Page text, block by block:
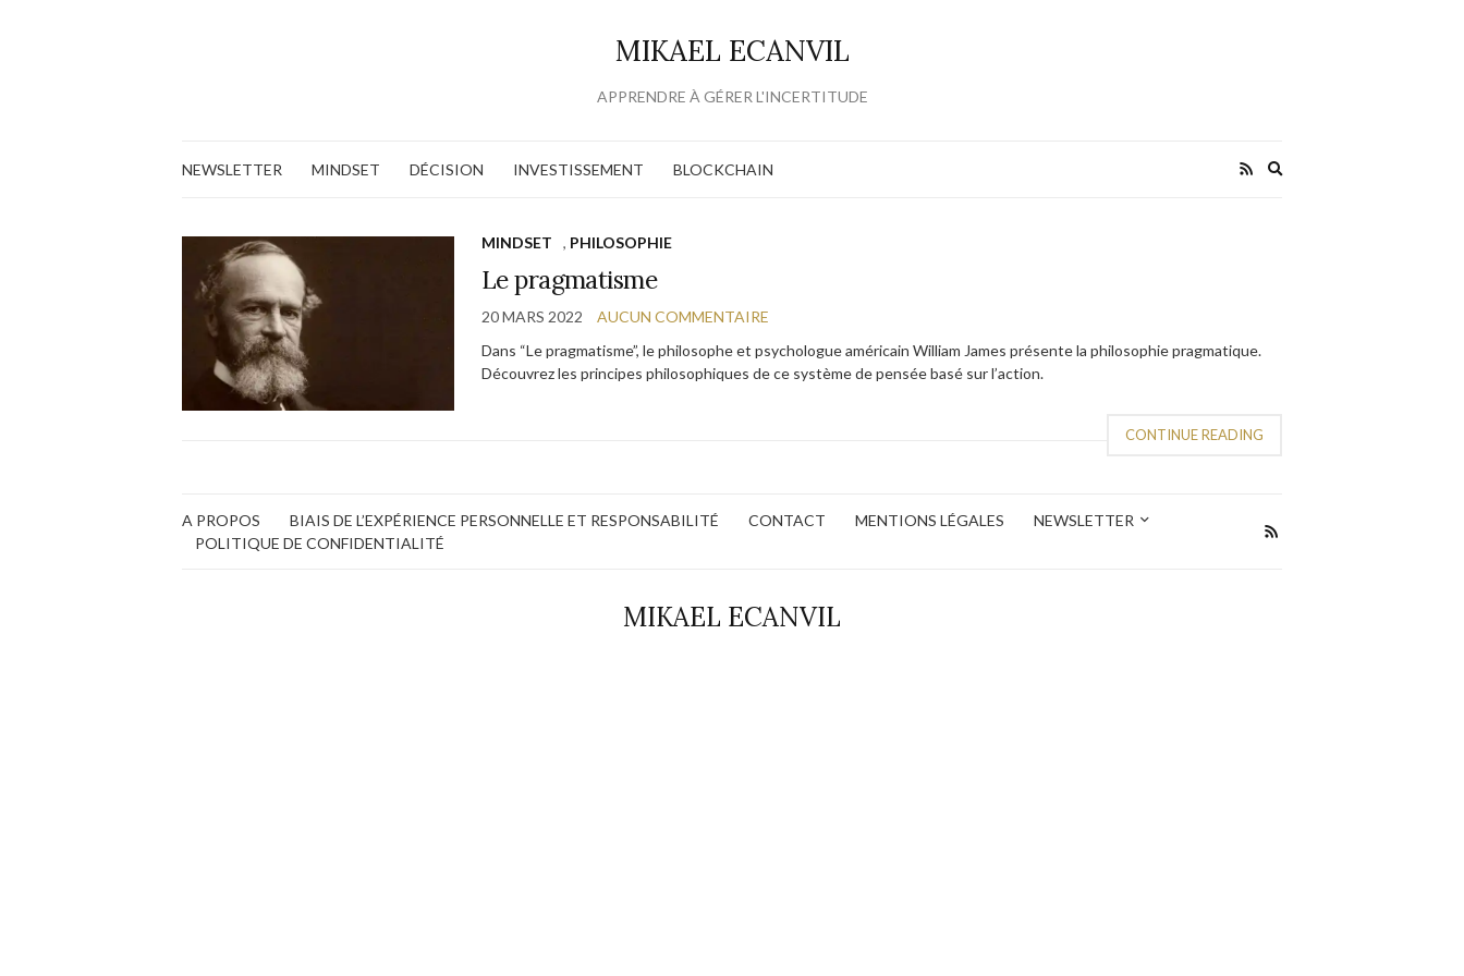
MIKAEL ECANVIL
APPRENDRE À GÉRER L'INCERTITUDE
NEWSLETTER MINDSET DÉCISION INVESTISSEMENT BLOCKCHAIN
MINDSET , PHILOSOPHIE
Le pragmatisme
20 MARS 2022
AUCUN COMMENTAIRE
Dans “Le pragmatisme”, le philosophe et psychologue américain William James présente la philosophie pragmatique.
Découvrez les principes philosophiques de ce système de pensée basé sur l’action.
CONTINUE READING
A PROPOS BIAIS DE L’EXPÉRIENCE PERSONNELLE ET RESPONSABILITÉ CONTACT MENTIONS LÉGALES
NEWSLETTER
POLITIQUE DE CONFIDENTIALITÉ
MIKAEL ECANVIL